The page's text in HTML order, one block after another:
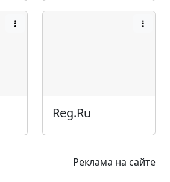
Reg.Ru
Реклама на сайте